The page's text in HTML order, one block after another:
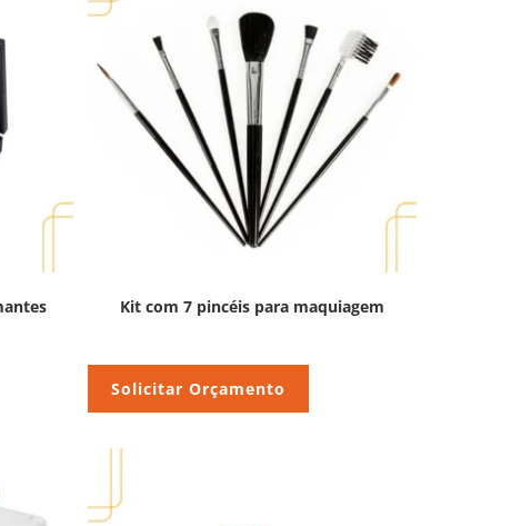
Kit com 7 pincéis para maquiagem
Solicitar Orçamento